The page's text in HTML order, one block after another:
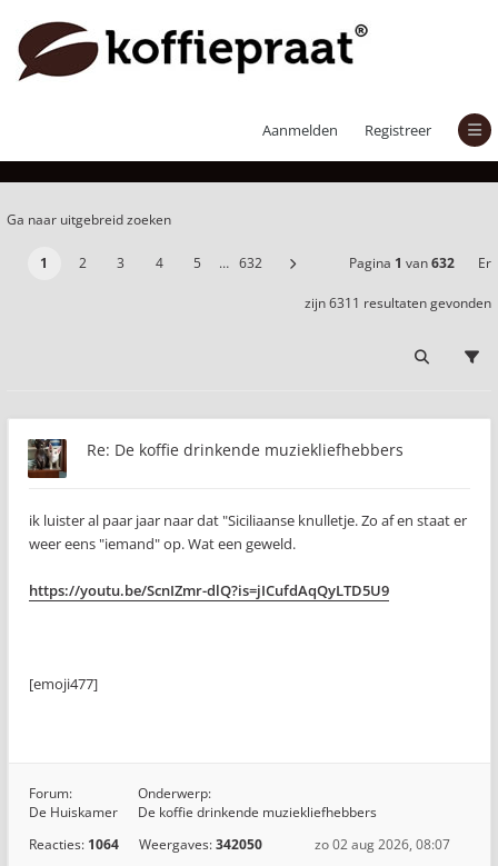
Aanmelden Registreer
Er zijn 6311 resultaten gevonden
Ga naar uitgebreid zoeken
1 2 3 4 5 … 632 Pagina 1 van632 Er
zijn 6311 resultaten gevonden
Re: De koffie drinkende muziekliefhebbers
ik luister al paar jaar naar dat "Siciliaanse knulletje. Zo af en staat er
weer eens "iemand" op. Wat een geweld.
https://youtu.be/ScnIZmr-dlQ?is=jICufdAqQyLTD5U9
[emoji477]️
Forum:
De Huiskamer
Onderwerp:
De koffie drinkende muziekliefhebbers
Reacties: 1064 Weergaves:342050
zo 02 aug 2026, 08:07